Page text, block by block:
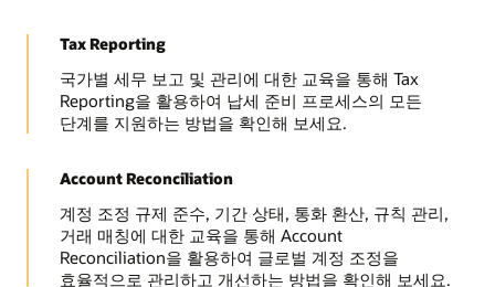
Tax Reporting
국가별 세무 보고 및 관리에 대한 교육을 통해 Tax
Reporting을 활용하여 납세 준비 프로세스의 모든
단계를 지원하는 방법을 확인해 보세요.
Account Reconciliation
계정 조정 규제 준수, 기간 상태, 통화 환산, 규칙 관리,
거래 매칭에 대한 교육을 통해 Account
Reconciliation을 활용하여 글로벌 계정 조정을
효율적으로 관리하고 개선하는 방법을 확인해 보세요.